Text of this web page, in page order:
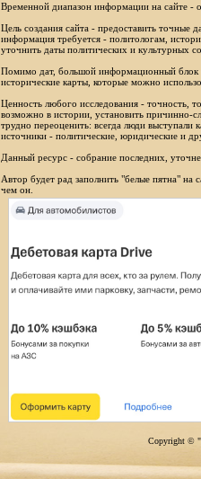
Временной диапазон информации на сайте -
Цель создания сайта - предоставить точные
информация требуется - политологам,
уточнить даты политических и культурных
Помимо дат, большой информационный блок
исторические карты, которые можно
Ценность любого исследования - точность,
возможно в истории, установить причинно-
трудно переоценить: всегда люди выступали
источники - политические, юридические и
Данный ресурс - собрание последних,
Автор будет рад заполнить "белые пятна"
чем он.
Copyright ©